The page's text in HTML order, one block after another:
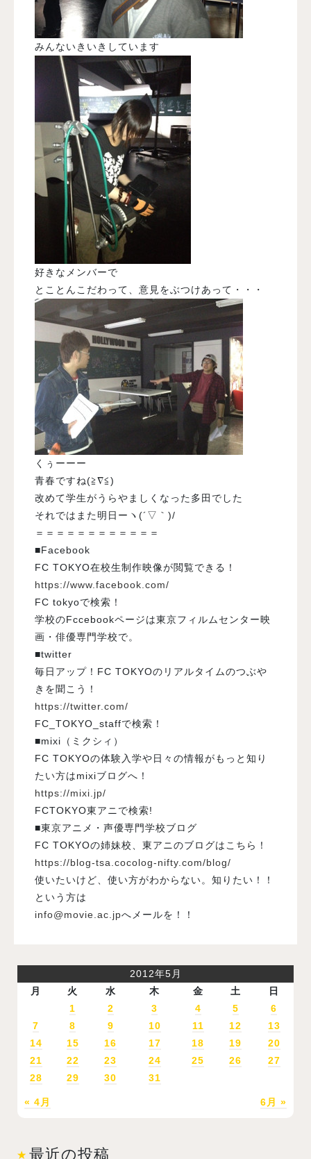
みんないきいきしています
好きなメンバーで
とことんこだわって、意見をぶつけあって・・・
くぅーーー
青春ですね(≧∇≦)
改めて学生がうらやましくなった多田でした
それではまた明日ーヽ(´▽｀)/
＝＝＝＝＝＝＝＝＝＝＝＝
■Facebook
FC TOKYO在校生制作映像が閲覧できる！
https://www.facebook.com/
FC tokyoで検索！
学校のFccebookページは東京フィルムセンター映
画・俳優専門学校で。
■twitter
毎日アップ！FC TOKYOのリアルタイムのつぶや
きを聞こう！
https://twitter.com/
FC_TOKYO_staffで検索！
■mixi（ミクシィ）
FC TOKYOの体験入学や日々の情報がもっと知り
たい方はmixiブログへ！
https://mixi.jp/
FCTOKYO東アニで検索!
■東京アニメ・声優専門学校ブログ
FC TOKYOの姉妹校、東アニのブログはこちら！
https://blog-tsa.cocolog-nifty.com/blog/
使いたいけど、使い方がわからない。知りたい！！
という方は
info@movie.ac.jpへメールを！！
2012年5月
月
火 水 木 金 土 日
« 4月 6月 »
1 2 3 4 5
6
7
8 9 10 11 12
13
14
15 16 17 18 19
20
21
22 23 24 25 26
27
28
29 30 31
最近の投稿